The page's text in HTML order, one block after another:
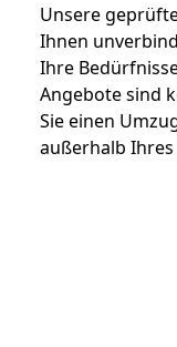
Unsere
Ihnen
Ihre
Angebote sind
Sie einen
außerhalb